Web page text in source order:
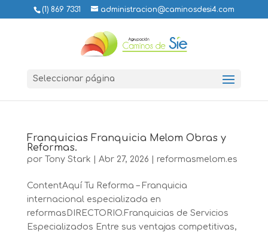
(1) 869 7331 administracion@caminosdesi4.com
Seleccionar página
Franquicias Franquicia Melom Obras y
Reformas.
por Tony Stark Abr 27, 2026 reformasmelom.es
ContentAquí Tu Reforma – Franquicia
internacional especializada en
reformasDIRECTORIO.Franquicias de Servicios
Especializados Entre sus ventajas competitivas,